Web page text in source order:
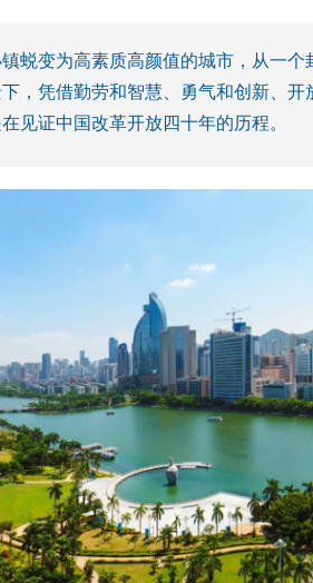
蜕变为高素质高颜值的城市，从一
，凭借勤劳和智慧、勇气和创新、
见证中国改革开放四十年的历程。